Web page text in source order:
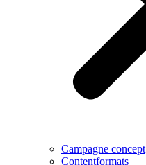
Campagne concept
Contentformats